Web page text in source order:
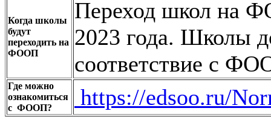
Когда школы
будут
переходить на
ФООП
Переход школ на
2023 года. Школы
соответствие с
Где можно
ознакомиться
с ФООП?
https://edsoo.ru/